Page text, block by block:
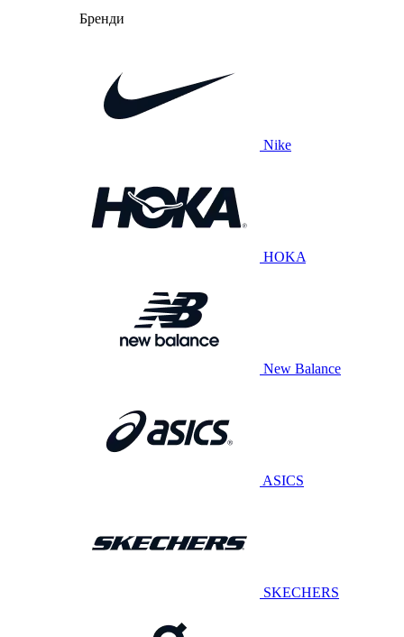
Бренди
Nike
HOKA
New Balance
ASICS
SKECHERS